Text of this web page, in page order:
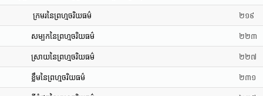
ក្រមរនៃព្រហ្មចរិយធម៌ ២១៩
សម្បកនៃព្រហ្មចរិយធម៌ ២២៣
ស្រាយនៃព្រហ្មចរិយធម៌ ២២៧
ខ្លឹមនៃព្រហ្មចរិយធម៌ ២៣១